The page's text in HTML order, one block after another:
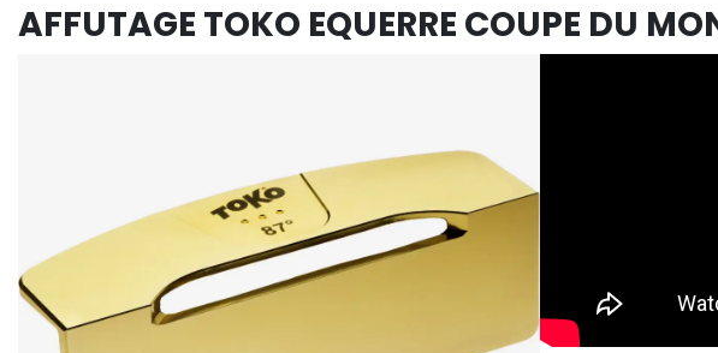
AFFUTAGE TOKO EQUERRE COUPE DU